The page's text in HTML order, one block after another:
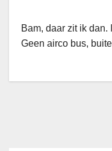
Bam, daar zit ik dan.
Geen airco bus,